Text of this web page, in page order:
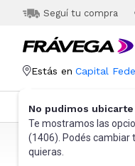
Seguí tu compra
Estás en Capital
No pudimos ubicarte
Te mostramos las
(1406). Podés cambiar
quieras.
Categorías
Frávega Autos, Motos